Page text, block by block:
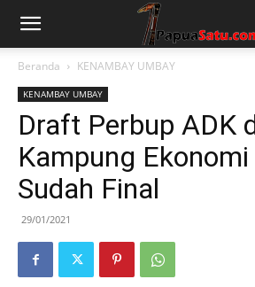
Beranda KENAMBAY UMBAY
KENAMBAY UMBAY
Draft Perbup ADK
Kampung
Sudah Final
29/01/2021